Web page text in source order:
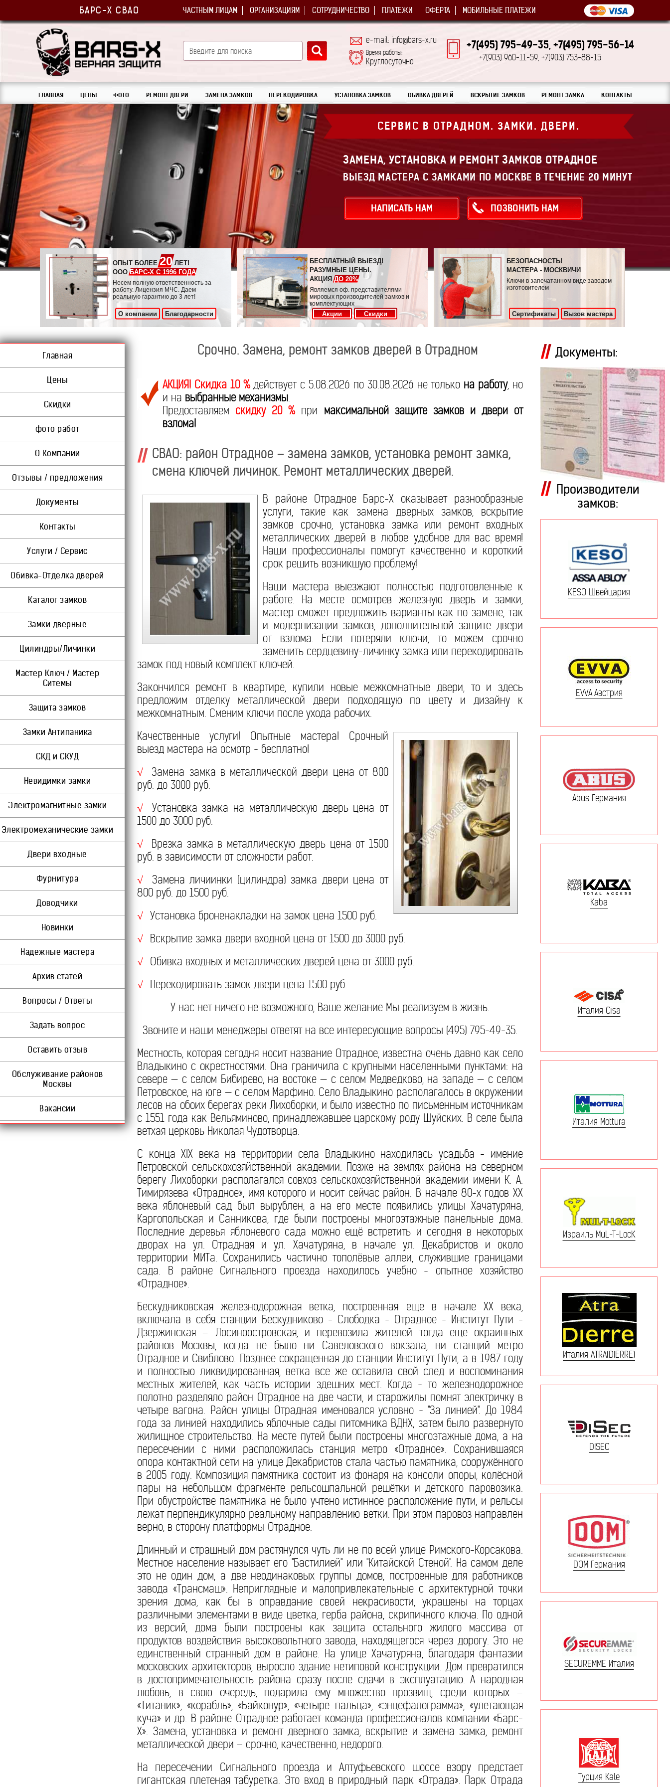
БАРС-Х СВАО ЧАСТНЫМ ЛИЦАМ ОРГАНИЗАЦИЯМ СОТРУДНИЧЕСТВО ПЛАТЕЖИ ОФЕРТА МОБИЛЬНЫЕ ПЛАТЕЖИ
e-mail: info@bars-x.ru
Время работы:
Круглосуточно
+7(495) 795-49-35, +7(495) 795-56-14
+7(903) 960-11-59, +7(903) 753-88-15
ГЛАВНАЯ ЦЕНЫ ФОТО РЕМОНТ ДВЕРИ ЗАМЕНА ЗАМКОВ ПЕРЕКОДИРОВКА УСТАНОВКА ЗАМКОВ ОБИВКА ДВЕРЕЙ ВСКРЫТИЕ ЗАМКОВ РЕМОНТ ЗАМКА КОНТАКТЫ
СЕРВИС В ОТРАДНОМ. ЗАМКИ. ДВЕРИ.
ЗАМЕНА, УСТАНОВКА И РЕМОНТ ЗАМКОВ ОТРАДНОЕ
ВЫЕЗД МАСТЕРА С ЗАМКАМИ ПО МОСКВЕ В ТЕЧЕНИЕ 20 МИНУТ
НАПИСАТЬ НАМ ПОЗВОНИТЬ НАМ
ОПЫТ БОЛЕЕ20ЛЕТ!
ОООБАРС-Х С 1996 ГОДА
Несем полную ответственность за
работу. Лицензия МЧС. Даем
реальную гарантию до 3 лет!
О компании Благодарности
БЕСПЛАТНЫЙ ВЫЕЗД!
РАЗУМНЫЕ ЦЕНЫ.
АКЦИЯДО 20%
Являемся оф. представителями
мировых производителей замков и
комплектующих
Акции Скидки
БЕЗОПАСНОСТЬ!
МАСТЕРА - МОСКВИЧИ
Ключи в запечатанном виде заводом
изготовителем
Сертификаты Вызов мастера
Главная
Цены
Скидки
фото работ
О Компании
Отзывы / предложения
Документы
Контакты
Услуги / Сервис
Обивка-Отделка дверей
Каталог замков
Замки дверные
Цилиндры/Личинки
Мастер Ключ / Мастер
Ситемы
Защита замков
Замки Антипаника
СКД и СКУД
Невидимки замки
Электромагнитные замки
Электромеханические замки
Двери входные
Фурнитура
Доводчики
Новинки
Надежные мастера
Архив статей
Вопросы / Ответы
Задать вопрос
Оставить отзыв
Обслуживание районов
Москвы
Вакансии
Срочно. Замена, ремонт замков дверей в Отрадном
АКЦИЯ! Скидка 10 %действует с 5.08.2026 по 30.08.2026 не только на работу, но
и на выбранные механизмы.
Предоставляем скидку 20 % при максимальной защите замков и двери от
взлома!
СВАО: район Отрадное – замена замков, установка ремонт замка,
смена ключей личинок. Ремонт металлических дверей.
В районе Отрадное Барс-Х оказывает разнообразные
услуги, такие как замена дверных замков, вскрытие
замков срочно, установка замка или ремонт входных
металлических дверей в любое удобное для вас время!
Наши профессионалы помогут качественно и короткий
срок решить возникшую проблему!
Наши мастера выезжают полностью подготовленные к
работе. На месте осмотрев железную дверь и замки,
мастер сможет предложить варианты как по замене, так
и модернизации замков, дополнительной защите двери
от взлома. Если потеряли ключи, то можем срочно
заменить сердцевину-личинку замка или перекодировать
замок под новый комплект ключей.
Закончился ремонт в квартире, купили новые межкомнатные двери, то и здесь
предложим отделку металлической двери подходящую по цвету и дизайну к
межкомнатным. Сменим ключи после ухода рабочих.
Качественные услуги! Опытные мастера! Срочный
выезд мастера на осмотр - бесплатно!
√
Замена замка в металлической двери цена от 800
руб. до 3000 руб.
√
Установка замка на металлическую дверь цена от
1500 до 3000 руб.
√
Врезка замка в металлическую дверь цена от 1500
руб. в зависимости от сложности работ.
√
Замена личиинки (цилиндра) замка двери цена от
800 руб. до 1500 руб.
√ Установка броненакладки на замок цена 1500 руб.
√ Вскрытие замка двери входной цена от 1500 до 3000 руб.
√ Обивка входных и металлических дверей цена от 3000 руб.
√ Перекодировать замок двери цена 1500 руб.
У нас нет ничего не возможного, Ваше желание Мы реализуем в жизнь.
Звоните и наши менеджеры ответят на все интересующие вопросы (495) 795-49-35.
Местность, которая сегодня носит название Отрадное, известна очень давно как село
Владыкино с окрестностями. Она граничила с крупными населенными пунктами: на
севере — с селом Бибирево, на востоке — с селом Медведково, на западе — с селом
Петровское, на юге — с селом Марфино. Село Владыкино располагалось в окружении
лесов на обоих берегах реки Лихоборки, и было известно по письменным источникам
с 1551 года как Вельяминово, принадлежавшее царскому роду Шуйских. В селе была
ветхая церковь Николая Чудотворца.
С конца XIX века на территории села Владыкино находилась усадьба - имение
Петровской сельскохозяйственной академии. Позже на землях района на северном
берегу Лихоборки располагался совхоз сельскохозяйственной академии имени К. А.
Тимирязева «Отрадное», имя которого и носит сейчас район. В начале 80-х годов XX
века яблоневый сад был вырублен, а на его месте появились улицы Хачатуряна,
Каргопольская и Санникова, где были построены многоэтажные панельные дома.
Последние деревья яблоневого сада можно ещё встретить и сегодня в некоторых
дворах на ул. Отрадная и ул. Хачатуряна, в начале ул. Декабристов и около
территории МИТа. Сохранились частично тополёвые аллеи, служившие границами
сада. В районе Сигнального проезда находилось учебно - опытное хозяйство
«Отрадное».
Бескудниковская железнодорожная ветка, построенная еще в начале XX века,
включала в себя станции Бескудниково - Слободка - Отрадное - Институт Пути -
Дзержинская – Лосиноостровская, и перевозила жителей тогда еще окраинных
районов Москвы, когда не было ни Савеловского вокзала, ни станций метро
Отрадное и Свиблово. Позднее сокращенная до станции Институт Пути, а в 1987 году
и полностью ликвидированная, ветка все же оставила свой след и воспоминания
местных жителей, как часть истории здешних мест. Когда - то железнодорожное
полотно разделяло район Отрадное на две части, и старожилы помнят электричку в
четыре вагона. Район улицы Отрадная именовался условно - "За линией". До 1984
года за линией находились яблочные сады питомника ВДНХ, затем было развернуто
жилищное строительство. На месте путей были построены многоэтажные дома, а на
пересечении с ними расположилась станция метро «Отрадное». Сохранившаяся
опора контактной сети на улице Декабристов стала частью памятника, сооружённого
в 2005 году. Композиция памятника состоит из фонаря на консоли опоры, колёсной
пары на небольшом фрагменте рельсошпальной решётки и детского паровозика.
При обустройстве памятника не было учтено истинное расположение пути, и рельсы
лежат перпендикулярно реальному направлению ветки. При этом паровоз направлен
верно, в сторону платформы Отрадное.
Длинный и страшный дом растянулся чуть ли не по всей улице Римского-Корсакова.
Местное население называет его "Бастилией" или "Китайской Стеной". На самом деле
это не один дом, а две неодинаковых группы домов, построенные для работников
завода «Трансмаш». Неприглядные и малопривлекательные с архитектурной точки
зрения дома, как бы в оправдание своей некрасивости, украшены на торцах
различными элементами в виде цветка, герба района, скрипичного ключа. По одной
из версий, дома были построены как защита остального жилого массива от
продуктов воздействия высоковольтного завода, находящегося через дорогу. Это не
единственный странный дом в районе. На улице Хачатуряна, благодаря фантазии
московских архитекторов, выросло здание нетиповой конструкции. Дом превратился
в достопримечательность района сразу после сдачи в эксплуатацию. А народная
любовь, в свою очередь, подарила ему множество прозвищ, среди которых –
«Титаник», «корабль», «Байконур», «четыре пальца», «энцефалограмма», «улетающая
куча» и др. В районе Отрадное работает команда профессионалов компании «Барс-
Х». Замена, установка и ремонт дверного замка, вскрытие и замена замка, ремонт
металлической двери – срочно, качественно, недорого.
На пересечении Сигнального проезда и Алтуфьевского шоссе взору предстает
гигантская плетеная табуретка. Это вход в природный парк «Отрада». Парк Отрада
Документы:
Производители
замков:
KESO Швейцария
EVVA Австрия
Abus Германия
Kaba
Италия Cisa
Италия Mottura
Израиль MuL-T-LocK
Италия ATRA(DIERRE)
DISEC
DOM Германия
SECUREMME Италия
Турция Kale